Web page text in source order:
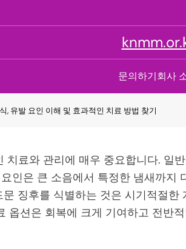
문의하기회사
, 유발 요인 이해 및 효과적인 치료 방법 찾기
치료와 관리에 매우 중요합니다. 일
인은 큰 소음에서 특정한 냄새까지
징후를 식별하는 것은 시기적절한
옵션은 회복에 크게 기여하고 전반